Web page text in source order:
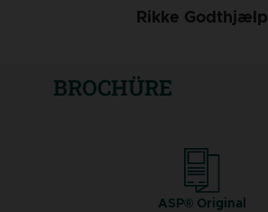
Rikke Godthjælp
BROCHÜRE
ASP® Original